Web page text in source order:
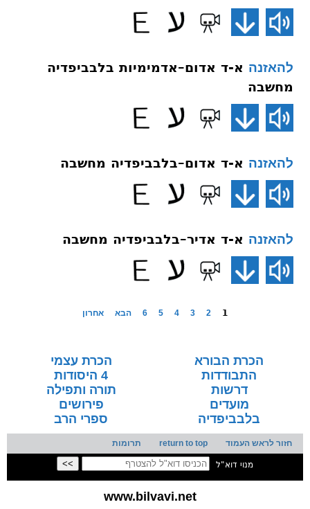
להאזנה א-ד אדום–אדמימיות בלבביפדיה
מחשבה
להאזנה א-ד אדום–בלבביפדיה מחשבה
להאזנה א-ד אדיר–בלבביפדיה מחשבה
1
2
3
4
5
6 הבא אחרון
הכרת הבורא
הכרת עצמי
התבודדות
4 היסודות
דרשות
תורה ותפילה
מועדים
פירושים
בלבביפדיה
ספרי הרב
חזור לראש העמוד return to top תרומות
מנוי דוא"ל
www.bilvavi.net